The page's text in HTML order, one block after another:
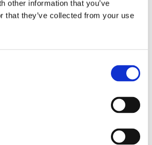
other information that you’ve
that they’ve collected from your use
rientranti nell’ambito
e attività rientranti